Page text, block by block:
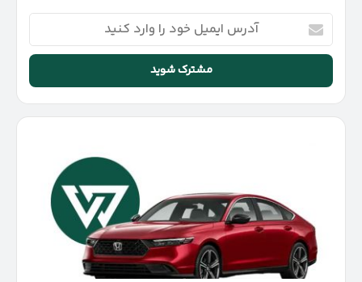
آدرس
ایمیل
خود
وارد
کنید
۲۰۲۵
اعلام